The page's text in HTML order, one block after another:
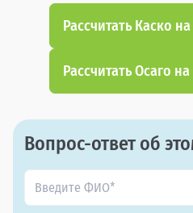
Рассчитать Каско
Рассчитать Осаго
Вопрос-ответ об